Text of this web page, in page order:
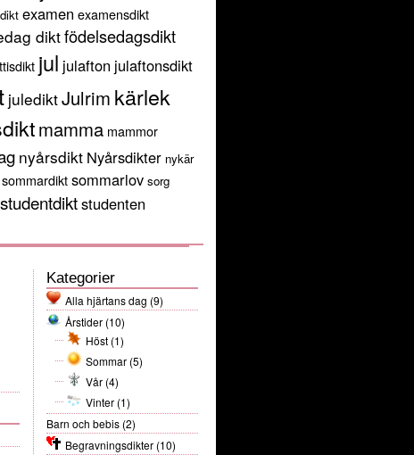
examen examensdikt
diktfödelsedagsdikt
jul julafton julaftonsdikt
julediktJulrim kärlek
mamma mammor
nyårsdikt Nyårsdikter nykär
sommardiktsommarlov sorg
studentdiktstudenten
Kategorier
Alla hjärtans dag (9)
Årstider (10)
Höst (1)
Sommar (5)
Vår (4)
Vinter (1)
Barn och bebis (2)
Begravningsdikter (10)